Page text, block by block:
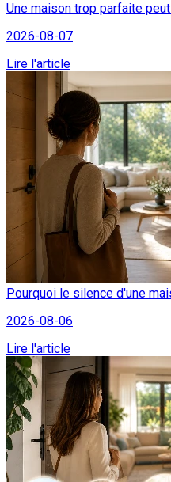
Une maison trop parfaite
2026-08-07
Lire l'article
Pourquoi le silence d'une
2026-08-06
Lire l'article